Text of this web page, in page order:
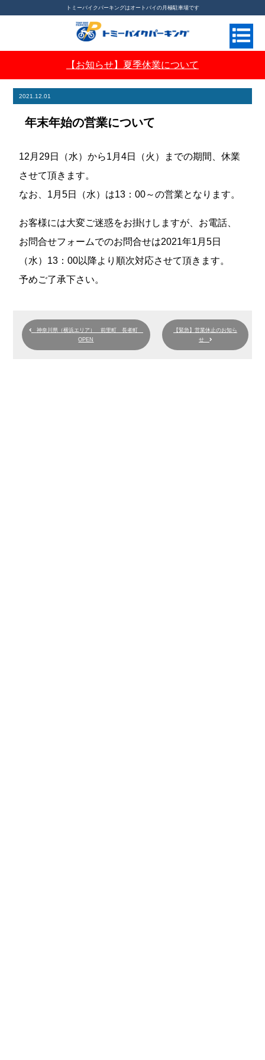
トミーバイクパーキングはオートバイの月極駐車場です
【お知らせ】夏季休業について
月極バイク駐車場ならトミーバイクパーキング>お知らせ>年末年始の営業について
2021.12.01
年末年始の営業について
12月29日（水）から1月4日（火）までの期間、休業
させて頂きます。
なお、1月5日（水）は13：00～の営業となります。
お客様には大変ご迷惑をお掛けしますが、お電話、
お問合せフォームでのお問合せは2021年1月5日
（水）13：00以降より順次対応させて頂きます。
予めご了承下さい。
神奈川県（横浜エリア） 前里町 長者町
OPEN
【緊急】営業休止のお知ら
せ